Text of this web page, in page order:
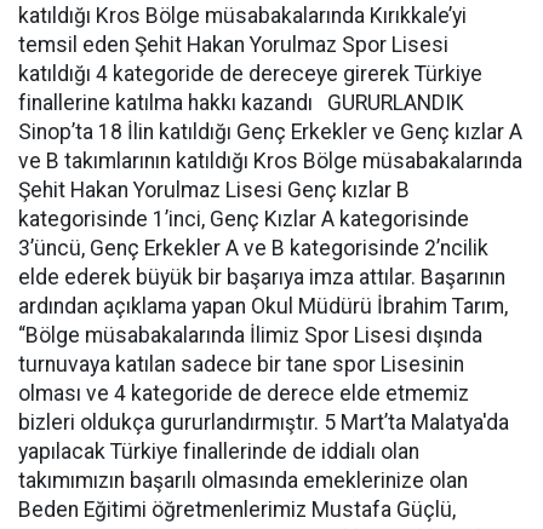
katıldığı Kros Bölge müsabakalarında Kırıkkale’yi
temsil eden Şehit Hakan Yorulmaz Spor Lisesi
katıldığı 4 kategoride de dereceye girerek Türkiye
finallerine katılma hakkı kazandı GURURLANDIK
Sinop’ta 18 İlin katıldığı Genç Erkekler ve Genç kızlar A
ve B takımlarının katıldığı Kros Bölge müsabakalarında
Şehit Hakan Yorulmaz Lisesi Genç kızlar B
kategorisinde 1’inci, Genç Kızlar A kategorisinde
3’üncü, Genç Erkekler A ve B kategorisinde 2’ncilik
elde ederek büyük bir başarıya imza attılar. Başarının
ardından açıklama yapan Okul Müdürü İbrahim Tarım,
“Bölge müsabakalarında İlimiz Spor Lisesi dışında
turnuvaya katılan sadece bir tane spor Lisesinin
olması ve 4 kategoride de derece elde etmemiz
bizleri oldukça gururlandırmıştır. 5 Mart’ta Malatya'da
yapılacak Türkiye finallerinde de iddialı olan
takımımızın başarılı olmasında emeklerinize olan
Beden Eğitimi öğretmenlerimiz Mustafa Güçlü,